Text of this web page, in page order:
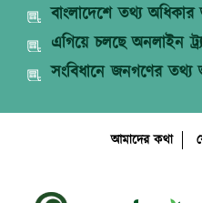
বাংলাদেশে তথ্য
এগিয়ে চলছে অনলাইন
সংবিধানে জনগণের তথ্য
আমাদের কথা